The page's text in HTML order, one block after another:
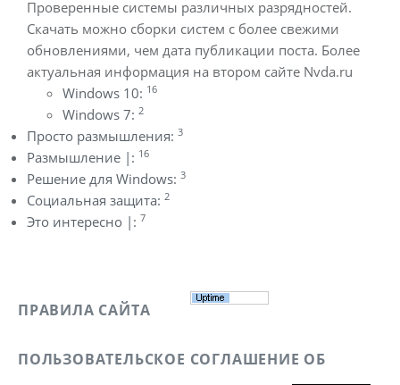
Проверенные системы различных разрядностей.
Скачать можно сборки систем с более свежими
обновлениями, чем дата публикации поста. Более
актуальная информация на втором сайте Nvda.ru
Windows 10: 16
Windows 7: 2
Просто размышления: 3
Размышление |: 16
Решение для Windows: 3
Социальная защита: 2
Это интересно |: 7
ПРАВИЛА САЙТА
ПОЛЬЗОВАТЕЛЬСКОЕ СОГЛАШЕНИЕ ОБ